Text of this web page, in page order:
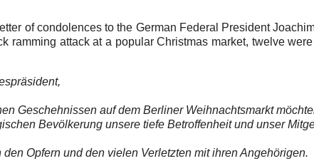
of condolences to the German Federal President
ramming attack at a popular Christmas market, twelve
Geschehnissen auf dem Berliner Weihnachtsmarkt
Bevölkerung unsere tiefe Betroffenheit und unser
Opfern und den vielen Verletzten mit ihren Angehörigen.